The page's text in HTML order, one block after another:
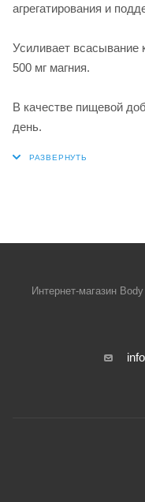
агрегатирования и
Усиливает
500 мг магния.
В качестве пищевой
день.
Интернет-магазин